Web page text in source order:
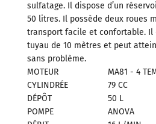
Recopier le code ci-contre
Rafraîchir le captcha
En cochant cette case, vous consentez à recevoir
sulfatage. Il dispose d’un
50 litres. Il possède deux roues
transport facile et confortable. Il
tuyau de 10 mètres et peut
sans problème.
MOTEUR
MA81 - 4
CYLINDRÉE
79 CC
DÉPÔT
50 L
POMPE
ANOVA